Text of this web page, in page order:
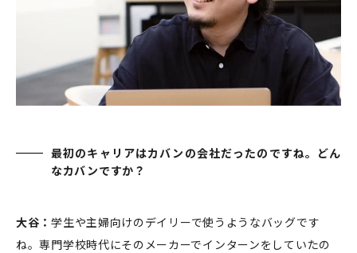
最初のキャリアはカバンの会社だったのですね。どん
なカバンですか？
大谷：学生や主婦向けのデイリーで使うようなバッグです
ね。専門学校時代にそのメーカーでインターンをしていたの